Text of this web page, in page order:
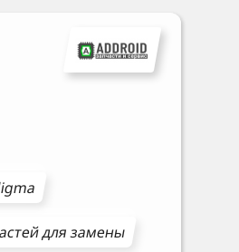
для замены